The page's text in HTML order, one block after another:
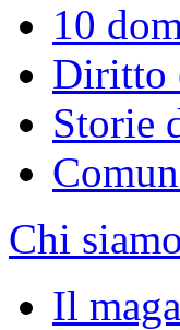
10
Diritto
Storie
Chi siamo
Il